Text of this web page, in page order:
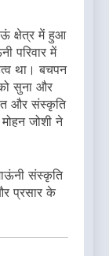
क्षेत्र में हुआ
परिवार में
था। बचपन
सुना और
और संस्कृति
जोशी ने
संस्कृति
प्रसार के